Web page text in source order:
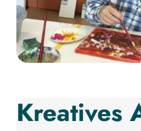
Kreatives